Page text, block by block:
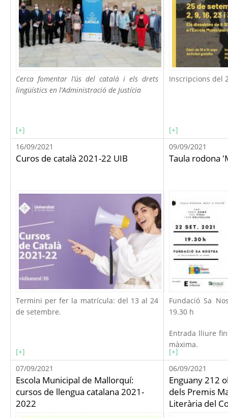
Cerca fomentar l’ús del català i els drets
lingüístics en l’Administració de Justícia
[+]
Inscripcions del
[+]
16/09/2021
Curos de català 2021-22 UIB
Termini per fer la matrícula: del 13 al 24
de setembre.
[+]
09/09/2021
Taula rodona
Fundació Sa
19.30 h
Entrada lliure
màxima.
[+]
07/09/2021
Escola Municipal de Mallorquí:
cursos de llengua catalana 2021-
2022
06/09/2021
Enguany 212
dels Premis
Literària del